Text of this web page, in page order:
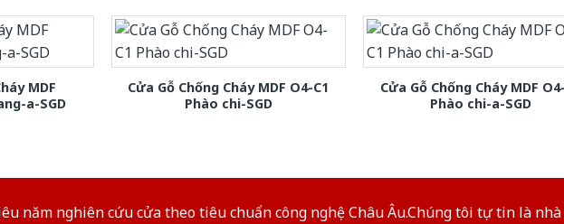
MDF
a-SGD
Cửa Gỗ Chống Cháy MDF O4-C1
Phào chi-SGD
Cửa Gỗ Chống Cháy MDF
Phào chi-a-SGD
năm nghiên cứu cửa theo tiêu chuẩn công nghệ Châu Âu.Chúng tôi tự tin là